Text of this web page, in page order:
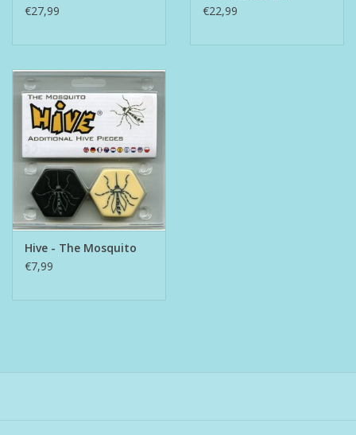
€27,99
€22,99
Hive - The Mosquito
€7,99